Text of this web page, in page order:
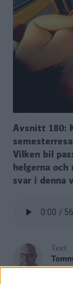
Avsnitt 180:
Vilken bil
helgerna och
svar i denna
Text